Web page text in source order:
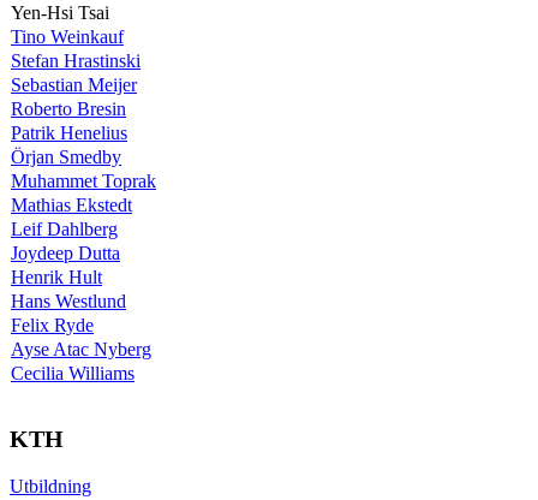
Yen-Hsi Tsai
Tino Weinkauf
Stefan Hrastinski
Sebastian Meijer
Roberto Bresin
Patrik Henelius
Örjan Smedby
Muhammet Toprak
Mathias Ekstedt
Leif Dahlberg
Joydeep Dutta
Henrik Hult
Hans Westlund
Felix Ryde
Ayse Atac Nyberg
Cecilia Williams
KTH
Utbildning